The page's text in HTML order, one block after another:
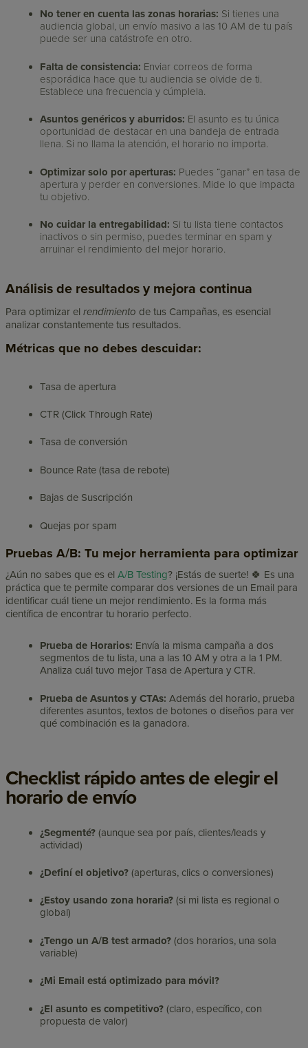
No tener en cuenta las zonas horarias: Si tienes una
audiencia global, un envío masivo a las 10 AM de tu país
puede ser una catástrofe en otro.
Falta de consistencia: Enviar correos de forma
esporádica hace que tu audiencia se olvide de ti.
Establece una frecuencia y cúmplela.
Asuntos genéricos y aburridos: El asunto es tu única
oportunidad de destacar en una bandeja de entrada
llena. Si no llama la atención, el horario no importa.
Optimizar solo por aperturas: Puedes “ganar” en tasa de
apertura y perder en conversiones. Mide lo que impacta
tu objetivo.
No cuidar la entregabilidad: Si tu lista tiene contactos
inactivos o sin permiso, puedes terminar en spam y
arruinar el rendimiento del mejor horario.
Análisis de resultados y mejora continua
Para optimizar elrendimiento de tus Campañas, es esencial
analizar constantemente tus resultados.
Métricas que no debes descuidar:
Tasa de apertura
CTR (Click Through Rate)
Tasa de conversión
Bounce Rate (tasa de rebote)
Bajas de Suscripción
Quejas por spam
Pruebas A/B: Tu mejor herramienta para optimizar
¿Aún no sabes que es elA/B Testing? ¡Estás de suerte! 🍀 Es una
práctica que te permite comparar dos versiones de un Email para
identificar cuál tiene un mejor rendimiento. Es la forma más
científica de encontrar tu horario perfecto.
Prueba de Horarios: Envía la misma campaña a dos
segmentos de tu lista, una a las 10 AM y otra a la 1 PM.
Analiza cuál tuvo mejor Tasa de Apertura y CTR.
Prueba de Asuntos y CTAs: Además del horario, prueba
diferentes asuntos, textos de botones o diseños para ver
qué combinación es la ganadora.
Checklist rápido antes de elegir el
horario de envío
¿Segmenté? (aunque sea por país, clientes/leads y
actividad)
¿Definí el objetivo? (aperturas, clics o conversiones)
¿Estoy usando zona horaria? (si mi lista es regional o
global)
¿Tengo un A/B test armado? (dos horarios, una sola
variable)
¿Mi Email está optimizado para móvil?
¿El asunto es competitivo? (claro, específico, con
propuesta de valor)